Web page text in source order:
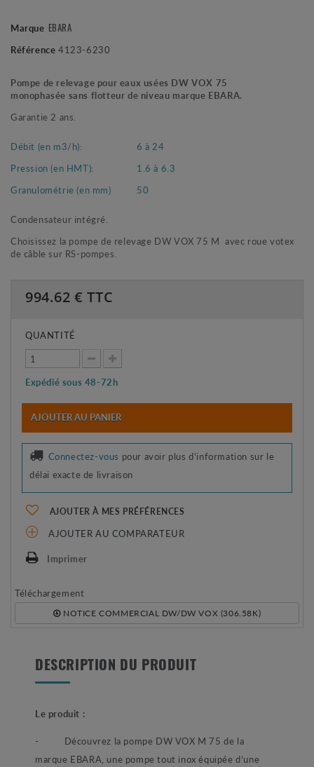
Marque EBARA
Référence 4123-6230
Pompe de relevage pour eaux usées DW VOX 75
monophasée sans flotteur de niveau marque EBARA.
Garantie 2 ans.
Débit (en m3/h):
6 à 24
Pression (en HMT):
1.6 à 6.3
Granulométrie (en mm)
50
Condensateur intégré.
Choisissez la pompe de relevage DW VOX 75 M avec roue votex
de câble sur RS-pompes.
994.62 € TTC
QUANTITÉ
Expédié sous 48-72h
AJOUTER AU PANIER
Connectez-vous pour avoir plus d'information sur le
délai exacte de livraison
AJOUTER À MES PRÉFÉRENCES
AJOUTER AU COMPARATEUR
Imprimer
Téléchargement
NOTICE COMMERCIAL DW/DW VOX (306.58K)
DESCRIPTION DU PRODUIT
Le produit :
- Découvrez la pompe DW VOX M 75 de la
marque EBARA, une pompe tout inox équipée d’une